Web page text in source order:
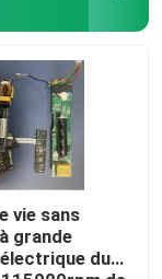
vie sans
grande
du